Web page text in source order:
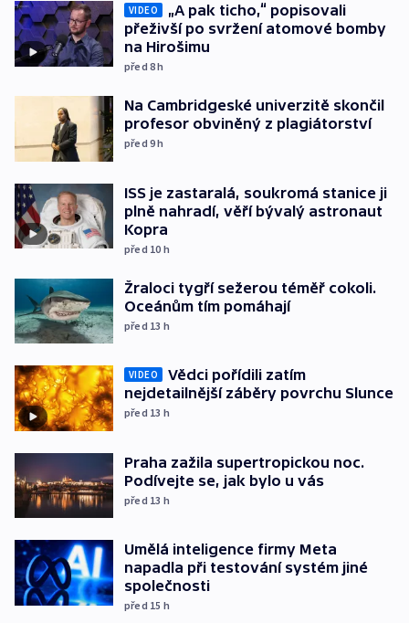
VIDEO
„A pak ticho,“ popisovali
přeživší po svržení atomové bomby
na Hirošimu
před 8h
Na Cambridgeské univerzitě skončil
profesor obviněný z plagiátorství
před 9h
ISS je zastaralá, soukromá stanice ji
plně nahradí, věří bývalý astronaut
Kopra
před 10 h
Žraloci tygří sežerou téměř cokoli.
Oceánům tím pomáhají
před 13 h
VIDEO
Vědci pořídili zatím
nejdetailnější záběry povrchu Slunce
před 13 h
Praha zažila supertropickou noc.
Podívejte se, jak bylo u vás
před 13 h
Umělá inteligence firmy Meta
napadla při testování systém jiné
společnosti
před 15 h